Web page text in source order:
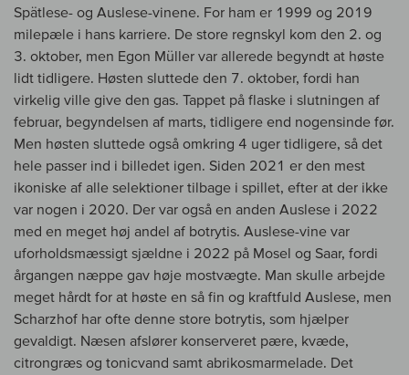
Spätlese- og Auslese-vinene. For ham er 1999 og 2019
milepæle i hans karriere. De store regnskyl kom den 2. og
3. oktober, men Egon Müller var allerede begyndt at høste
lidt tidligere. Høsten sluttede den 7. oktober, fordi han
virkelig ville give den gas. Tappet på flaske i slutningen af
februar, begyndelsen af marts, tidligere end nogensinde før.
Men høsten sluttede også omkring 4 uger tidligere, så det
hele passer ind i billedet igen. Siden 2021 er den mest
ikoniske af alle selektioner tilbage i spillet, efter at der ikke
var nogen i 2020. Der var også en anden Auslese i 2022
med en meget høj andel af botrytis. Auslese-vine var
uforholdsmæssigt sjældne i 2022 på Mosel og Saar, fordi
årgangen næppe gav høje mostvægte. Man skulle arbejde
meget hårdt for at høste en så fin og kraftfuld Auslese, men
Scharzhof har ofte denne store botrytis, som hjælper
gevaldigt. Næsen afslører konserveret pære, kvæde,
citrongræs og tonicvand samt abrikosmarmelade. Det